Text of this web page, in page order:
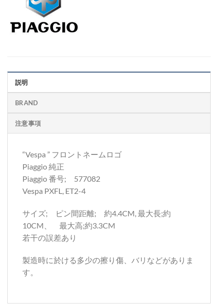
説明
BRAND
注意事項
“Vespa ” フロントネームロゴ
Piaggio 純正
Piaggio 番号; 577082
Vespa PXFL, ET2-4
サイズ; ピン間距離; 約4.4CM, 最大長;約
10CM、 最大高;約3.3CM
若干の誤差あり
製造時に於ける多少の擦り傷、バリなどがありま
す。